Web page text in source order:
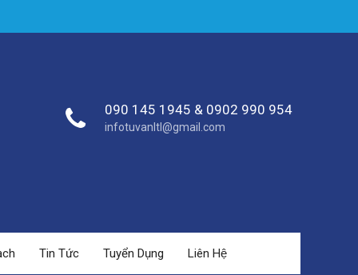
090 145 1945 & 0902 990 954
infotuvanltl@gmail.com
Tin Tức Tuyển Dụng Liên Hệ